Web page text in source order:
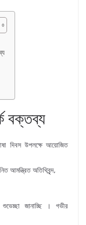
বক্তব্য
দিবস উপলক্ষে আয়োজিত
আমন্ত্রিত অতিথিবৃন্দ,
জানাচ্ছি । গভীর